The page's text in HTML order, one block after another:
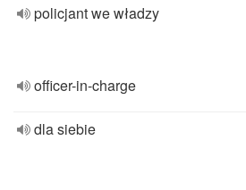
policjant we władzy
officer-in-charge
dla siebie